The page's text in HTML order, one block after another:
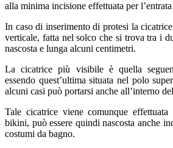
alla minima incisione effettuata per
In caso di inserimento di protesi la
verticale, fatta nel solco che si trova tra i
nascosta e lunga alcuni centimetri.
La cicatrice più visibile è quella
essendo quest’ultima situata nel polo
alcuni casi può portarsi anche all’interno
Tale cicatrice viene comunque
bikini, può essere quindi nascosta anche
costumi da bagno.